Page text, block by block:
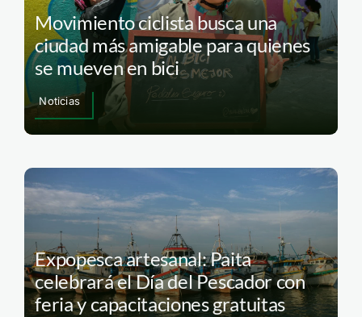
Movimiento ciclista busca una
ciudad más amigable para quienes
se mueven en bici
Noticias
Expopesca artesanal: Paita
celebrará el Día del Pescador con
feria y capacitaciones gratuitas